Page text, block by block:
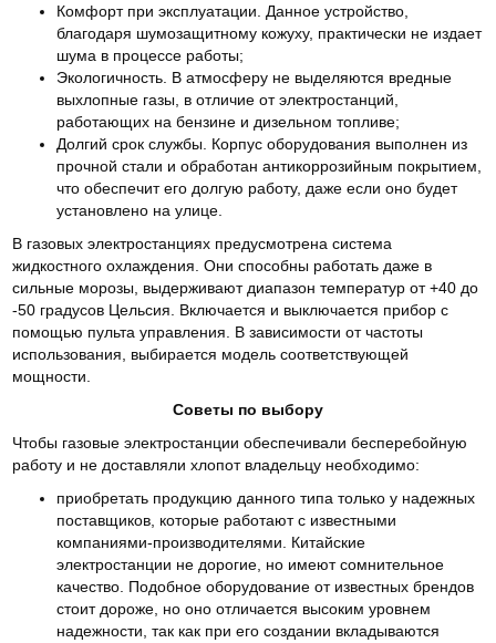
Комфорт при эксплуатации. Данное устройство,
благодаря шумозащитному кожуху, практически не издает
шума в процессе работы;
Экологичность. В атмосферу не выделяются вредные
выхлопные газы, в отличие от электростанций,
работающих на бензине и дизельном топливе;
Долгий срок службы. Корпус оборудования выполнен из
прочной стали и обработан антикоррозийным покрытием,
что обеспечит его долгую работу, даже если оно будет
установлено на улице.
В газовых электростанциях предусмотрена система
жидкостного охлаждения. Они способны работать даже в
сильные морозы, выдерживают диапазон температур от +40 до
-50 градусов Цельсия. Включается и выключается прибор с
помощью пульта управления. В зависимости от частоты
использования, выбирается модель соответствующей
мощности.
Советы по выбору
Чтобы газовые электростанции обеспечивали бесперебойную
работу и не доставляли хлопот владельцу необходимо:
приобретать продукцию данного типа только у надежных
поставщиков, которые работают с известными
компаниями-производителями. Китайские
электростанции не дорогие, но имеют сомнительное
качество. Подобное оборудование от известных брендов
стоит дороже, но оно отличается высоким уровнем
надежности, так как при его создании вкладываются